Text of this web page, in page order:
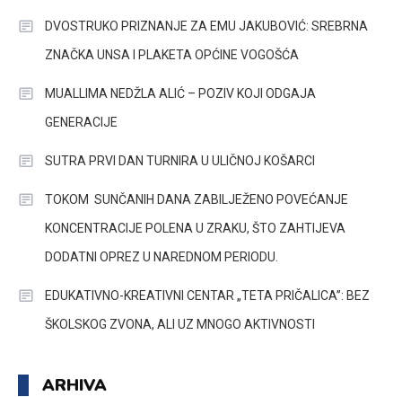
DVOSTRUKO PRIZNANJE ZA EMU JAKUBOVIĆ: SREBRNA
ZNAČKA UNSA I PLAKETA OPĆINE VOGOŠĆA
MUALLIMA NEDŽLA ALIĆ – POZIV KOJI ODGAJA
GENERACIJE
SUTRA PRVI DAN TURNIRA U ULIČNOJ KOŠARCI
TOKOM SUNČANIH DANA ZABILJEŽENO POVEĆANJE
KONCENTRACIJE POLENA U ZRAKU, ŠTO ZAHTIJEVA
DODATNI OPREZ U NAREDNOM PERIODU.
EDUKATIVNO-KREATIVNI CENTAR „TETA PRIČALICA”: BEZ
ŠKOLSKOG ZVONA, ALI UZ MNOGO AKTIVNOSTI
ARHIVA